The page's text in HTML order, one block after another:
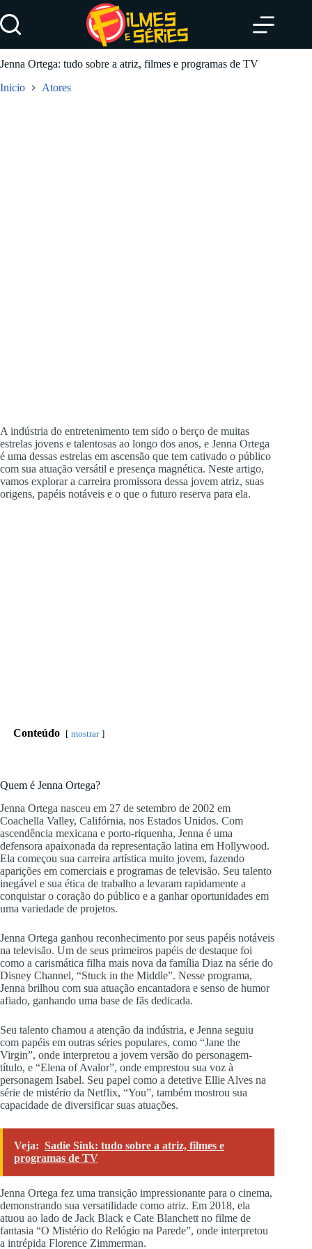
para
o
Jenna Ortega: tudo sobre a atriz, filmes e programas de TV
Inicio Atores
A indústria do entretenimento tem sido o berço de muitas
estrelas jovens e talentosas ao longo dos anos, e Jenna Ortega
é uma dessas estrelas em ascensão que tem cativado o público
com sua atuação versátil e presença magnética. Neste artigo,
vamos explorar a carreira promissora dessa jovem atriz, suas
origens, papéis notáveis e o que o futuro reserva para ela.
Conteúdo mostrar
Quem é Jenna Ortega?
Jenna Ortega nasceu em 27 de setembro de 2002 em
Coachella Valley, Califórnia, nos Estados Unidos. Com
ascendência mexicana e porto-riquenha, Jenna é uma
defensora apaixonada da representação latina em Hollywood.
Ela começou sua carreira artística muito jovem, fazendo
aparições em comerciais e programas de televisão. Seu talento
inegável e sua ética de trabalho a levaram rapidamente a
conquistar o coração do público e a ganhar oportunidades em
uma variedade de projetos.
Jenna Ortega ganhou reconhecimento por seus papéis notáveis
na televisão. Um de seus primeiros papéis de destaque foi
como a carismática filha mais nova da família Diaz na série do
Disney Channel, “Stuck in the Middle”. Nesse programa,
Jenna brilhou com sua atuação encantadora e senso de humor
afiado, ganhando uma base de fãs dedicada.
Seu talento chamou a atenção da indústria, e Jenna seguiu
com papéis em outras séries populares, como “Jane the
Virgin”, onde interpretou a jovem versão do personagem-
título, e “Elena of Avalor”, onde emprestou sua voz à
personagem Isabel. Seu papel como a detetive Ellie Alves na
série de mistério da Netflix, “You”, também mostrou sua
capacidade de diversificar suas atuações.
Veja: Sadie Sink: tudo sobre a atriz, filmes e
programas de TV
Jenna Ortega fez uma transição impressionante para o cinema,
demonstrando sua versatilidade como atriz. Em 2018, ela
atuou ao lado de Jack Black e Cate Blanchett no filme de
fantasia “O Mistério do Relógio na Parede”, onde interpretou
a intrépida Florence Zimmerman.